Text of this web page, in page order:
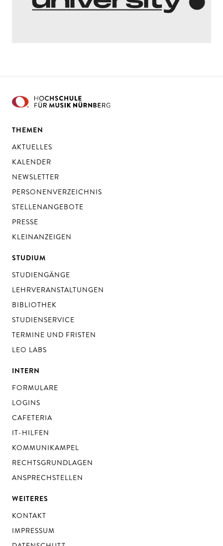
THEMEN
AKTUELLES
KALENDER
NEWSLETTER
PERSONENVERZEICHNIS
STELLENANGEBOTE
PRESSE
KLEINANZEIGEN
STUDIUM
STUDIENGÄNGE
LEHRVERANSTALTUNGEN
BIBLIOTHEK
STUDIENSERVICE
TERMINE UND FRISTEN
LEO LABS
INTERN
FORMULARE
LOGINS
CAFETERIA
IT-HILFEN
KOMMUNIKAMPEL
RECHTSGRUNDLAGEN
ANSPRECHSTELLEN
WEITERES
KONTAKT
IMPRESSUM